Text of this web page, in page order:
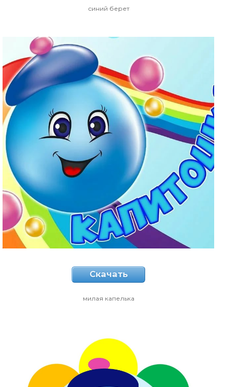
синий берет
Скачать
милая капелька